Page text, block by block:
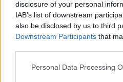
disclosure of your personal
IAB’s list of downstream
also be disclosed by us to third
Downstream Participants that
Personal Data Processing